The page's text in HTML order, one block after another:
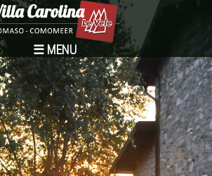
☰ MENU
Startpagina
Villa Carolina
Appartementen-Kamers
Diensten
Het Comomeer
Activiteiten
Booking
...language